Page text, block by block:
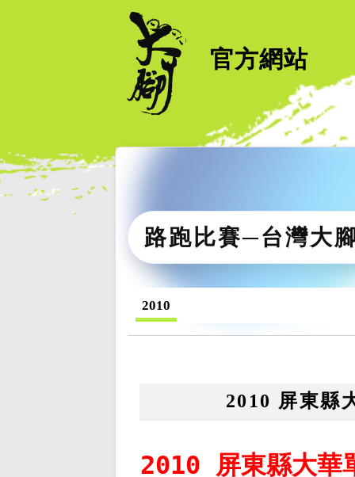
官方網站
路跑比賽─台灣大
2010
2010 屏東縣
2010 屏東縣大華